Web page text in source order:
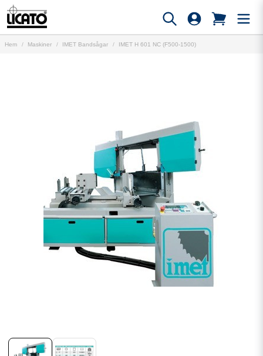
Hem Maskiner IMET Bandsågar IMET H 601 NC (F500-1500)